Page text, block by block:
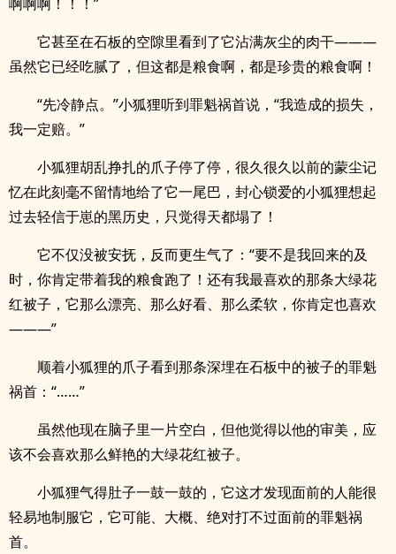
它甚至在石板的空隙里看到了它沾满灰尘的肉干———
虽然它已经吃腻了，但这都是粮食啊，都是珍贵的粮食啊！
“先冷静点。”小狐狸听到罪魁祸首说，“我造成的损失，
我一定赔。”
小狐狸胡乱挣扎的爪子停了停，很久很久以前的蒙尘记
忆在此刻毫不留情地给了它一尾巴，封心锁爱的小狐狸想起
过去轻信于崽的黑历史，只觉得天都塌了！
它不仅没被安抚，反而更生气了：“要不是我回来的及
时，你肯定带着我的粮食跑了！还有我最喜欢的那条大绿花
红被子，它那么漂亮、那么好看、那么柔软，你肯定也喜欢
———”
顺着小狐狸的爪子看到那条深埋在石板中的被子的罪魁
祸首：“……”
虽然他现在脑子里一片空白，但他觉得以他的审美，应
该不会喜欢那么鲜艳的大绿花红被子。
小狐狸气得肚子一鼓一鼓的，它这才发现面前的人能很
轻易地制服它，它可能、大概、绝对打不过面前的罪魁祸
首。